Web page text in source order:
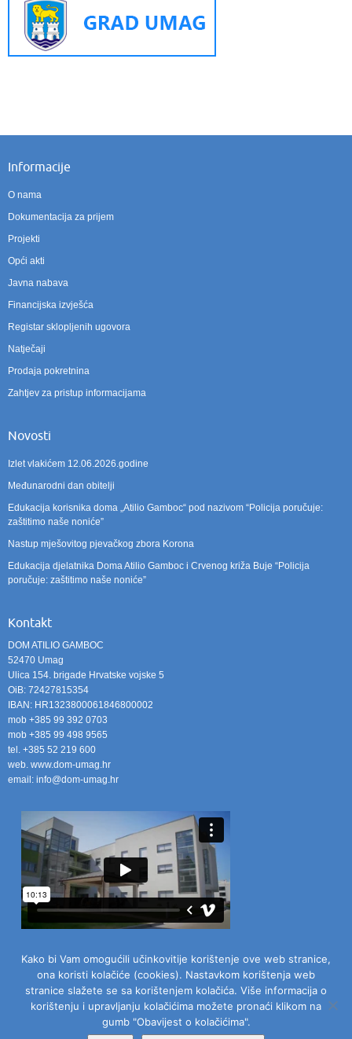
Informacije
O nama
Dokumentacija za prijem
Projekti
Opći akti
Javna nabava
Financijska izvješća
Registar sklopljenih ugovora
Natječaji
Prodaja pokretnina
Zahtjev za pristup informacijama
Novosti
Izlet vlakićem 12.06.2026.godine
Međunarodni dan obitelji
Edukacija korisnika doma „Atilio Gamboc“ pod nazivom “Policija poručuje:
zaštitimo naše noniće”
Nastup mješovitog pjevačkog zbora Korona
Edukacija djelatnika Doma Atilio Gamboc i Crvenog križa Buje “Policija
poručuje: zaštitimo naše noniće”
Kontakt
DOM ATILIO GAMBOC
52470 Umag
Ulica 154. brigade Hrvatske vojske 5
OiB: 72427815354
IBAN: HR1323800061846800002
mob +385 99 392 0703
mob +385 99 498 9565
tel. +385 52 219 600
web. www.dom-umag.hr
email: info@dom-umag.hr
Kako bi Vam omogućili učinkovitije korištenje ove web stranice,
ona koristi kolačiće (cookies). Nastavkom korištenja web
stranice slažete se sa korištenjem kolačića. Više informacija o
korištenju i upravljanju kolačićima možete pronaći klikom na
gumb "Obavijest o kolačićima".